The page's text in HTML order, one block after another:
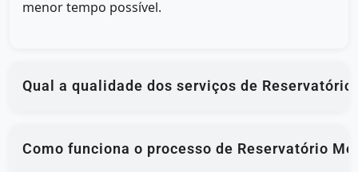
menor tempo possível.
Qual a qualidade dos serviços de
Como funciona o processo de Reservatório